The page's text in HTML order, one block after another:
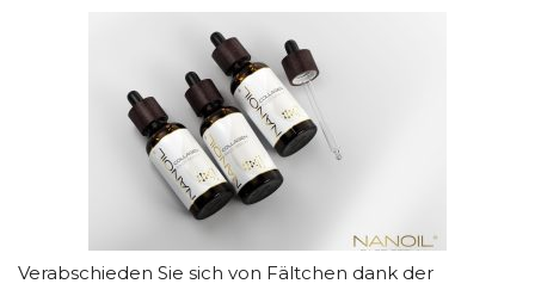
Verabschieden Sie sich von Fältchen dank der